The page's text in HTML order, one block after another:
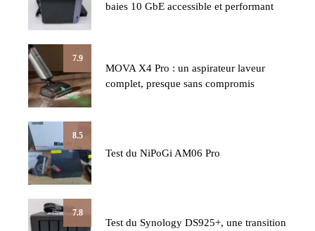
baies 10 GbE accessible et performant
7.9
MOVA X4 Pro : un aspirateur laveur
complet, presque sans compromis
8.5
Test du NiPoGi AM06 Pro
7.8
Test du Synology DS925+, une transition